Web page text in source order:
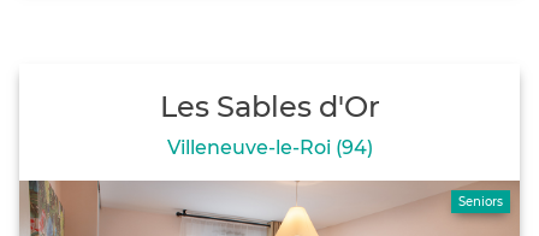
Les Sables d'Or
Villeneuve-le-Roi (94)
Seniors